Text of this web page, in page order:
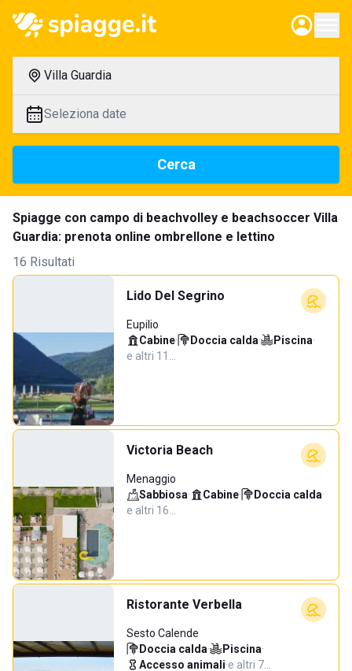
Villa Guardia
Seleziona date
Cerca
Spiagge con campo di beachvolley e beachsoccer Villa
Guardia: prenota online ombrellone e lettino
16 Risultati
Lido Del Segrino
Eupilio
Cabine· Doccia calda· Piscina·
e altri 11…
Victoria Beach
Menaggio
Sabbiosa· Cabine· Doccia calda·
e altri 16…
Ristorante Verbella
Sesto Calende
Doccia calda· Piscina·
Accesso animali·e altri 7…